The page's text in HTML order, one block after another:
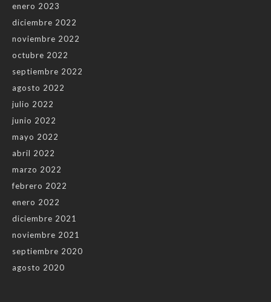
enero 2023
diciembre 2022
noviembre 2022
octubre 2022
septiembre 2022
agosto 2022
julio 2022
junio 2022
mayo 2022
abril 2022
marzo 2022
febrero 2022
enero 2022
diciembre 2021
noviembre 2021
septiembre 2020
agosto 2020